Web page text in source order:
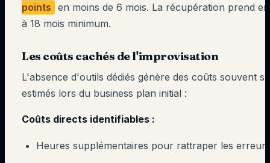
points en moins de 6 mois. La récupération prend
à 18 mois minimum.
Les coûts cachés de l'improvisation
L'absence d'outils dédiés génère des coûts souvent
estimés lors du business plan initial :
Coûts directs identifiables :
Heures supplémentaires pour rattraper les erreurs